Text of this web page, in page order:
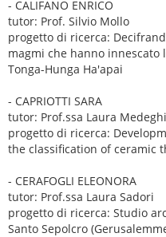
- CALIFANO ENRICO
tutor: Prof. Silvio Mollo
progetto di ricerca:
magmi che hanno innescato
Tonga-Hunga Ha'apai
- CAPRIOTTI SARA
tutor: Prof.ssa Laura
progetto di ricerca:
the classification of ceramic
- CERAFOGLI ELEONORA
tutor: Prof.ssa Laura Sadori
progetto di ricerca: Studio
Santo Sepolcro